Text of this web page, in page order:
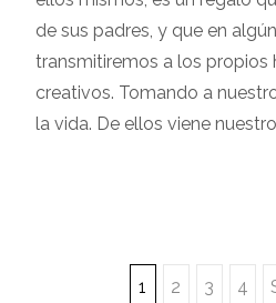
de sus padres, y que en
transmitiremos a los propios
creativos. Tomando a
la vida. De ellos viene
1 2 3 4